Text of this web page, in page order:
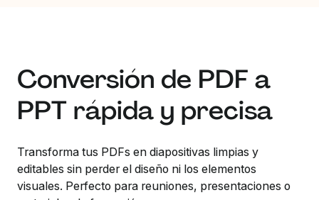
Conversión de PDF a
PPT rápida y precisa
Transforma tus PDFs en diapositivas limpias y
editables sin perder el diseño ni los elementos
visuales. Perfecto para reuniones, presentaciones o